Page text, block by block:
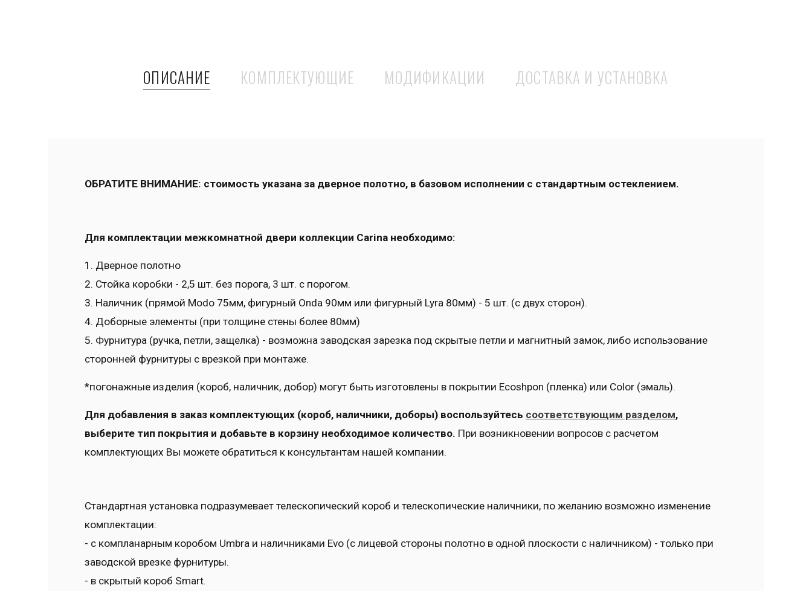
ОПИСАНИЕ КОМПЛЕКТУЮЩИЕ МОДИФИКАЦИИ ДОСТАВКА И УСТАНОВКА
ОБРАТИТЕ ВНИМАНИЕ: стоимость указана за дверное полотно, в базовом исполнении с стандартным остеклением.
Для комплектации межкомнатной двери коллекции Carina необходимо:
1. Дверное полотно
2. Стойка коробки - 2,5 шт. без порога, 3 шт. с порогом.
3. Наличник (прямой Modo 75мм, фигурный Onda 90мм или фигурный Lyra 80мм) - 5 шт. (с двух сторон).
4. Доборные элементы (при толщине стены более 80мм)
5. Фурнитура (ручка, петли, защелка) - возможна заводская зарезка под скрытые петли и магнитный замок, либо использование
сторонней фурнитуры с врезкой при монтаже.
*погонажные изделия (короб, наличник, добор) могут быть изготовлены в покрытии Ecoshpon (пленка) или Color (эмаль).
Для добавления в заказ комплектующих (короб, наличники, доборы) воспользуйтесь соответствующим разделом,
выберите тип покрытия и добавьте в корзину необходимое количество. При возникновении вопросов с расчетом
комплектующих Вы можете обратиться к консультантам нашей компании.
Стандартная установка подразумевает телескопический короб и телескопические наличники, по желанию возможно изменение
комплектации:
- с компланарным коробом Umbra и наличниками Evo (с лицевой стороны полотно в одной плоскости с наличником) - только при
заводской врезке фурнитуры.
- в скрытый короб Smart.